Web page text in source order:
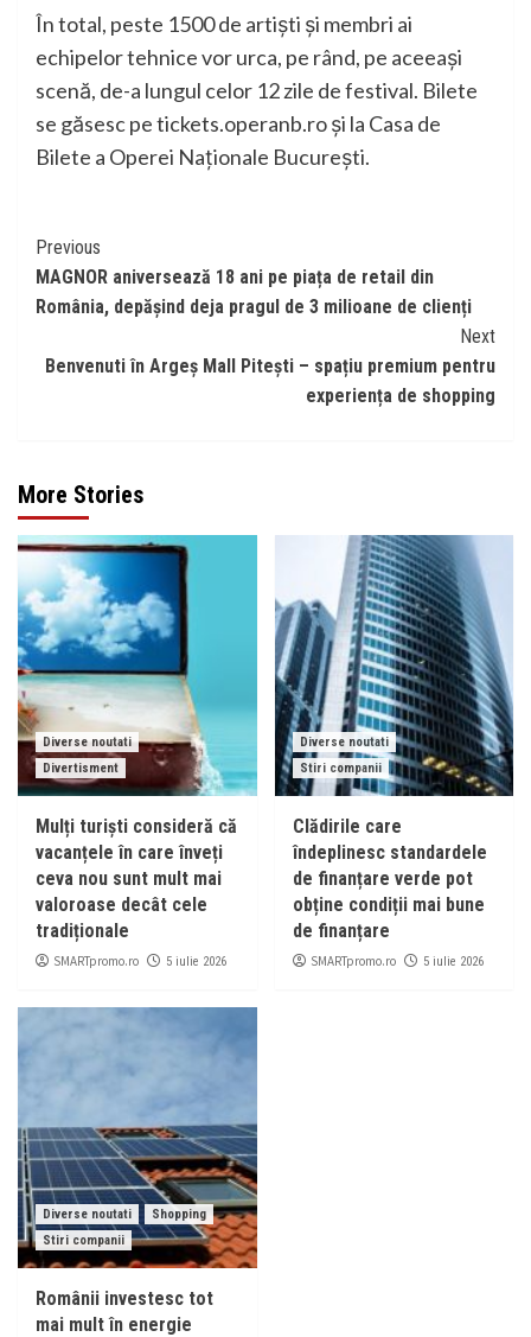
În total, peste 1500 de artiști și membri ai
echipelor tehnice vor urca, pe rând, pe aceeași
scenă, de-a lungul celor 12 zile de festival. Bilete
se găsesc pe tickets.operanb.ro și la Casa de
Bilete a Operei Naționale București.
Continue
Reading
Previous
MAGNOR aniversează 18 ani pe piața de retail din
România, depășind deja pragul de 3 milioane de clienți
Next
Benvenuti în Argeș Mall Pitești – spațiu premium pentru
experiența de shopping
More Stories
Diverse noutati
Divertisment
Mulți turiști consideră că
vacanțele în care înveți
ceva nou sunt mult mai
valoroase decât cele
tradiționale
SMARTpromo.ro 5 iulie 2026
Diverse noutati
Stiri companii
Clădirile care
îndeplinesc standardele
de finanțare verde pot
obține condiții mai bune
de finanțare
SMARTpromo.ro 5 iulie 2026
Diverse noutati
Shopping
Stiri companii
Românii investesc tot
mai mult în energie